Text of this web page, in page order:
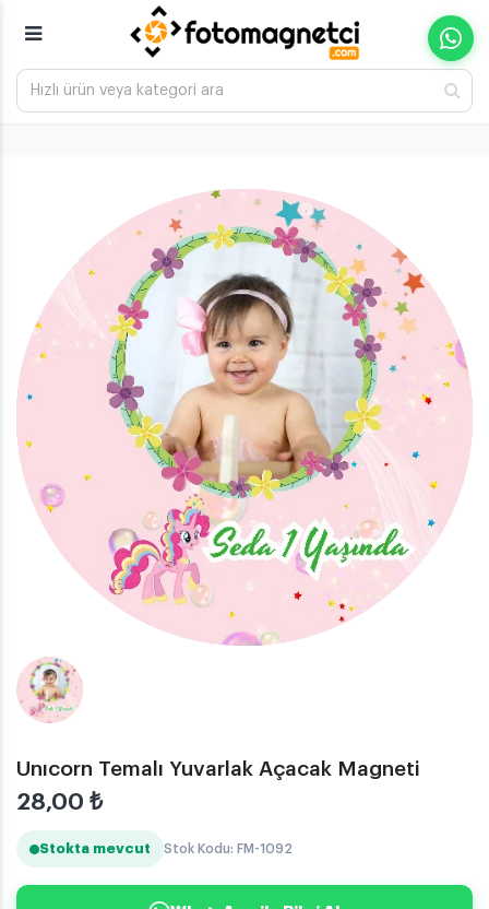
Unıcorn Temalı Yuvarlak Açacak Magneti
28,00 ₺
Stokta mevcut Stok Kodu: FM-1092